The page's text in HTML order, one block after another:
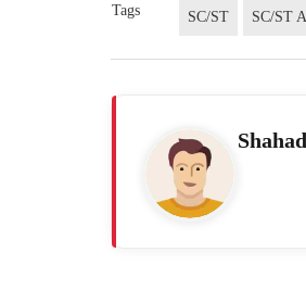
Tags SC/ST SC/ST